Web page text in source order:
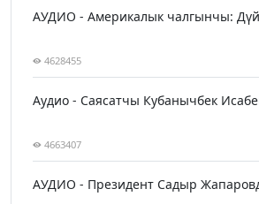
АУДИО - Америкалык чалгынчы:
4628455
Аудио - Саясатчы Кубанычбек
4663407
АУДИО - Президент Садыр